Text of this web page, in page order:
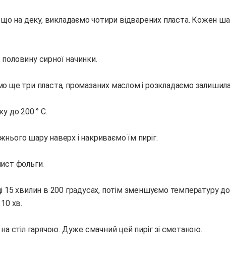
що на деку, викладаємо чотири відварених пласта. Кожен
сирної начинки.
ще три пласта, промазаних маслом і розкладаємо
до 200 ° С.
шару наверх і накриваємо їм пиріг.
фольги.
15 хвилин в 200 градусах, потім зменшуємо температуру
хв.
стіл гарячою. Дуже смачний цей пиріг зі сметаною.